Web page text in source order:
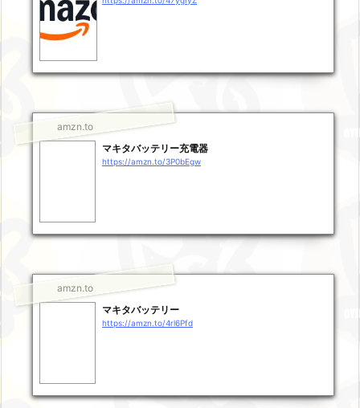
amzn.to
マキタバッテリー充電器
https://amzn.to/3P0bEgw
amzn.to
マキタバッテリー
https://amzn.to/4rl6Pfd